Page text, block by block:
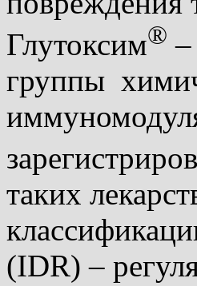
Глутоксим® –
группы
таких
(IDR) –